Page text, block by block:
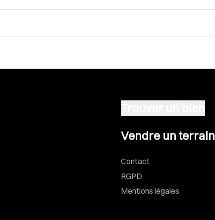
Vendre un terrain
Contact
RGPD
Mentions légales